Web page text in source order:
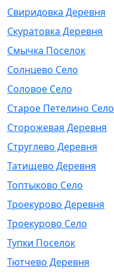
Свиридовка Деревня
Скуратовка Деревня
Смычка Поселок
Солнцево Село
Соловое Село
Старое Петелино Село
Сторожевая Деревня
Струглево Деревня
Татищево Деревня
Топтыково Село
Троекурово Деревня
Троекурово Село
Тупки Поселок
Тютчево Деревня